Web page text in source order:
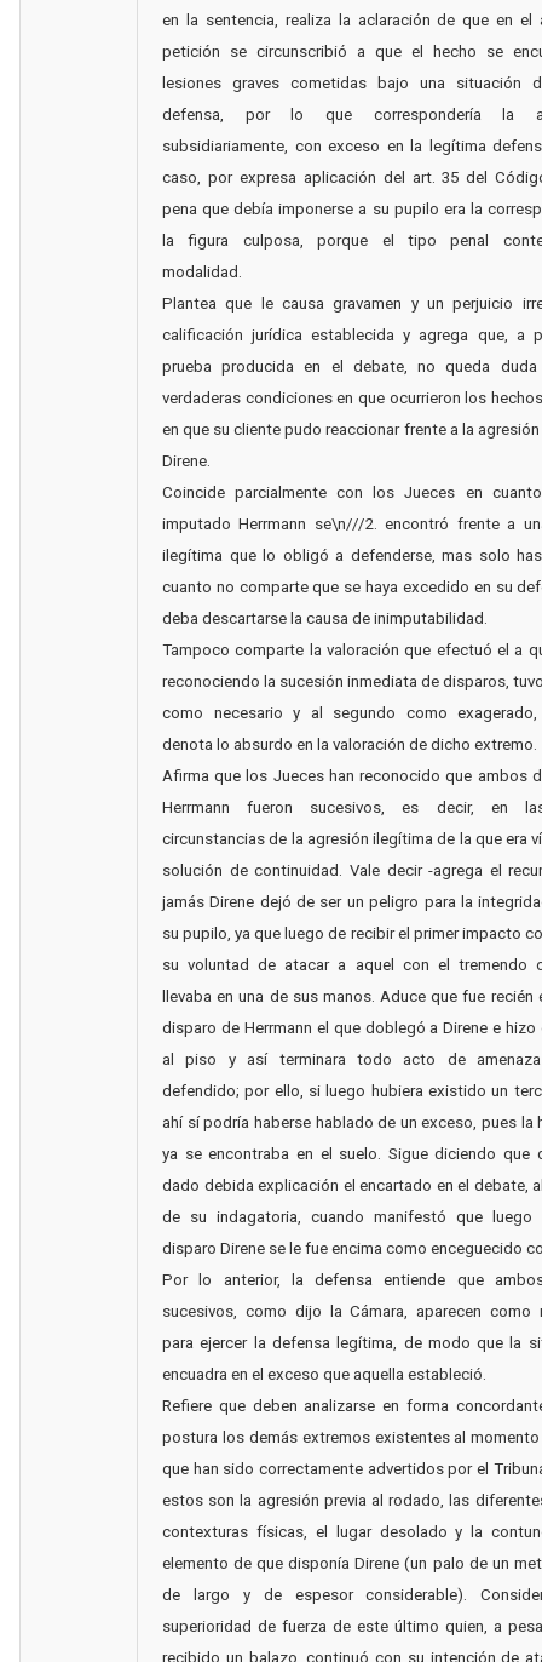
en la sentencia, realiza la aclaración de que en el
petición se circunscribió a que el hecho se
lesiones graves cometidas bajo una situación
defensa, por lo que correspondería la
subsidiariamente, con exceso en la legítima
caso, por expresa aplicación del art. 35 del
pena que debía imponerse a su pupilo era la
la figura culposa, porque el tipo penal
modalidad.
Plantea que le causa gravamen y un perjuicio
calificación jurídica establecida y agrega que, a
prueba producida en el debate, no queda
verdaderas condiciones en que ocurrieron los
en que su cliente pudo reaccionar frente a la
Direne.
Coincide parcialmente con los Jueces en
imputado Herrmann se\n///2. encontró frente a
ilegítima que lo obligó a defenderse, mas solo
cuanto no comparte que se haya excedido en su
deba descartarse la causa de inimputabilidad.
Tampoco comparte la valoración que efectuó el a
reconociendo la sucesión inmediata de disparos,
como necesario y al segundo como
denota lo absurdo en la valoración de dicho extremo.
Afirma que los Jueces han reconocido que ambos
Herrmann fueron sucesivos, es decir, en
circunstancias de la agresión ilegítima de la que era
solución de continuidad. Vale decir -agrega el
jamás Direne dejó de ser un peligro para la
su pupilo, ya que luego de recibir el primer impacto
su voluntad de atacar a aquel con el tremendo
llevaba en una de sus manos. Aduce que fue recién
disparo de Herrmann el que doblegó a Direne e hizo
al piso y así terminara todo acto de
defendido; por ello, si luego hubiera existido un
ahí sí podría haberse hablado de un exceso, pues la
ya se encontraba en el suelo. Sigue diciendo que
dado debida explicación el encartado en el debate,
de su indagatoria, cuando manifestó que luego
disparo Direne se le fue encima como enceguecido
Por lo anterior, la defensa entiende que
sucesivos, como dijo la Cámara, aparecen como
para ejercer la defensa legítima, de modo que la
encuadra en el exceso que aquella estableció.
Refiere que deben analizarse en forma
postura los demás extremos existentes al
que han sido correctamente advertidos por el
estos son la agresión previa al rodado, las
contexturas físicas, el lugar desolado y la
elemento de que disponía Direne (un palo de un
de largo y de espesor considerable).
superioridad de fuerza de este último quien, a
recibido un balazo, continuó con su intención de